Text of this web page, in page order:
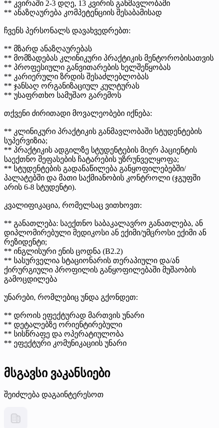
** კვირაში 2-3 დღე, 13 კვირის განმავლობაში
** ანაზღაურება კომპეტენციის შესაბამისად
ჩვენს პერსონალს დავახვედრებთ:
** მზარდ ანაზღაურებას
** მომზადებას კლინიკური პრაქტიკის მენტორობისათვის
** პროფესიული განვითარების ხელშეწყობას
** კარიერული ზრდის შესაძლებლობას
** ჯანსაღ ორგანიზაციულ კულტურას
** უსაფრთხო სამუშაო გარემოს
თქვენი ძირითადი მოვალეობები იქნება:
** კლინიკური პრაქტიკის განმავლობაში სტუდენტების
სუპერვიზია;
** პრაქტიკის ადგილზე სტუდენტების მიერ პაციენტის
საექთნო შეფასების ჩატარების უზრუნველყოფა;
** სტუდენტების გადანაწილება განყოფილებებში/
პალატებში და მათი საქმიანობის კონტროლი (ჯგუფში
არის 6-8 სტუდენტი).
კვალიფიკაცია, რომელსაც ვითხოვთ:
** განათლება: საექთნო საბაკალავრო განათლება, ან
დიპლომირებული მედიკოსი ან ექიმი/უმცროსი ექიმი ან
რეზიდენტი;
** ინგლისური ენის ცოდნა (B2.2)
** სასურველია სტაციონარის თერაპიული და/ან
ქირურგიული პროფილის განყოფილებაში მუშაობის
გამოცდილება
უნარები, რომლებიც უნდა გქონდეთ:
** დროის ეფექტურად მართვის უნარი
** დეტალებზე ორიენტირებული
** სისწრაფე და ოპერატიულობა
** ეფექტური კომუნიკაციის უნარი
მსგავსი ვაკანსიები
შეიძლება დაგაინტერესოთ